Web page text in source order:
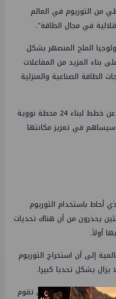
من الثوريوم في العالم
في مجال الطاقة".
الملح المنصهر بشكل
بناء المزيد من المفاعلات
الطاقة الصناعية والمنزلية
وفي السياق ذاته، أعلنت الصين عن خطط لبناء 24 محطة نووية
2030، وهو ما سيساهم في تعزيز مكانتها
أحاط باستخدام الثوريوم
يحذرون من أن هناك تحديات
أولاً.
إلى أن استخراج الثوريوم
يشكل تحديا كبيرا.
الضخمة التي تقوم